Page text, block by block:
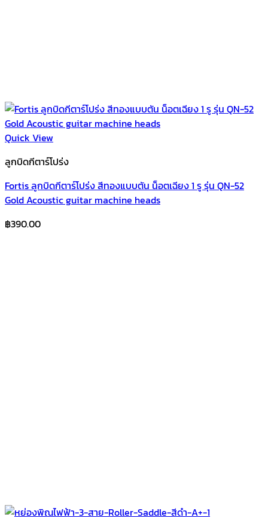
Quick View
ลูกบิดกีตาร์โปร่ง
Fortis ลูกบิดกีตาร์โปร่ง สีทองแบบตัน น็อตเฉียง 1 รู รุ่น QN-52
Gold Acoustic guitar machine heads
฿390.00